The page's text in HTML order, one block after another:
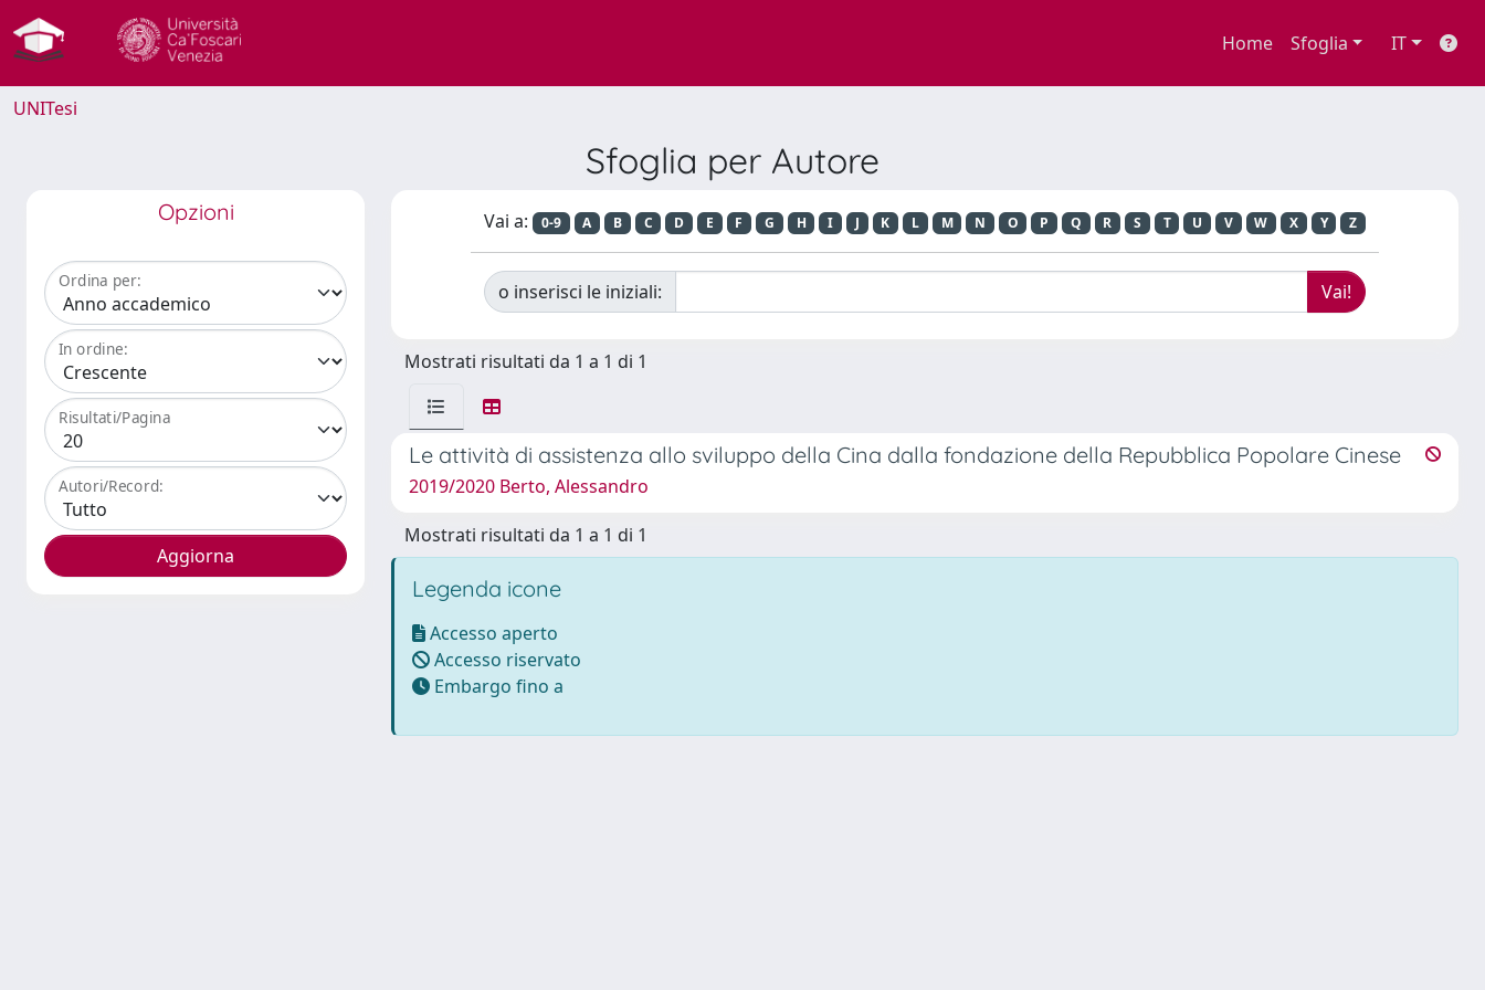
Home Sfoglia IT
UNITesi
Sfoglia per Autore
Opzioni
Ordina per:
In ordine:
Risultati/Pagina
Autori/Record:
Vai a: 0-9 A B C D E F G H I J K L M N O P Q R S T U V W X Y Z
o inserisci le iniziali:
Mostrati risultati da 1 a 1 di 1
Le attività di assistenza allo sviluppo della Cina dalla fondazione della Repubblica Popolare Cinese
2019/2020 Berto, Alessandro
Mostrati risultati da 1 a 1 di 1
Legenda icone
Accesso aperto
Accesso riservato
Embargo fino a